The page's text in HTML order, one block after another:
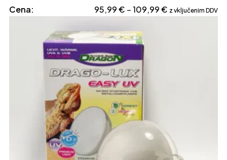
Cena: 95,99€ – 109,99€ Cenovni
z vključenim DDV